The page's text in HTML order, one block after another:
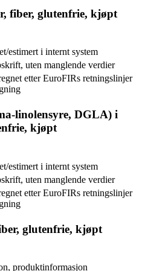
fiber, glutenfrie, kjøpt
estimert i internt system
uten manglende verdier
etter EuroFIRs retningslinjer
linolensyre, DGLA) i
kjøpt
estimert i internt system
uten manglende verdier
etter EuroFIRs retningslinjer
glutenfrie, kjøpt
produktinformasjon